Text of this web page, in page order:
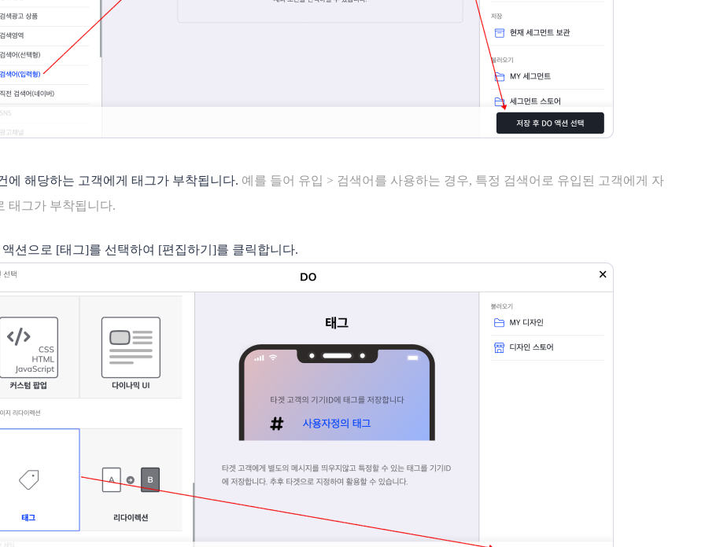
에 해당하는 고객에게 태그가 부착됩니다. 예를 들어 유입 > 검색어를 사용하는 경우, 특정 검색어로 유입된 고객에게 자
태그가 부착됩니다.
액션으로 [태그]를 선택하여 [편집하기]를 클릭합니다.